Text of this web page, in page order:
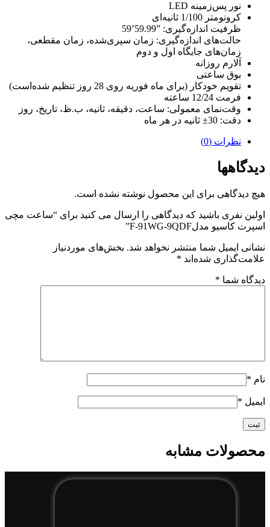
نور پس‌زمینه LED
کرونومتر 1/100 ثانیه‌ای
ظرفیت اندازه‌گیری: ‎59’59.99”‎
حالت‌های اندازه‌گیری: زمان سپری‌شده، زمان مقطعی،
زمان‌های جایگاه اول و دوم
آلارم روزانه
بوق ساعتی
تقویم خودکار (برای ماه فوریه روی 28 روز تنظیم شده‌است)
فرمت 12/24 ساعته
وقت‌نمای معمولی: ساعت، دقیقه، ثانیه، ب.ظ، تاریخ، روز
دقت: 30± ثانیه در هر ماه
نظرات (0)
دیدگاهها
هیچ دیدگاهی برای این محصول نوشته نشده است.
اولین نفری باشید که دیدگاهی را ارسال می کنید برای “ساعت مچی
اسپرت کاسیو مدلF-91WG-9QDF”
نشانی ایمیل شما منتشر نخواهد شد. بخش‌های موردنیاز
علامت‌گذاری شده‌اند *
دیدگاه شما *
نام *
ایمیل *
محصولات مشابه